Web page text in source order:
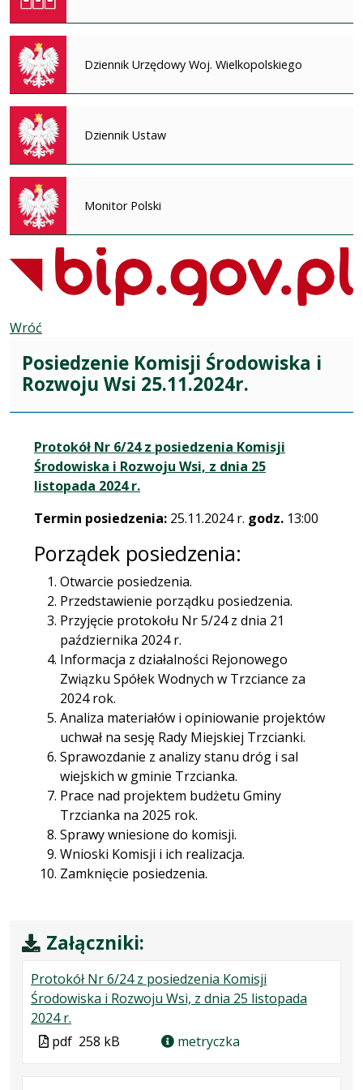
Dziennik Urzędowy Woj. Wielkopolskiego
Dziennik Ustaw
Monitor Polski
Wróć
Posiedzenie Komisji Środowiska i
Rozwoju Wsi 25.11.2024r.
Protokół Nr 6/24 z posiedzenia Komisji
Środowiska i Rozwoju Wsi, z dnia 25
listopada 2024 r.
Termin posiedzenia: 25.11.2024 r. godz. 13:00
Porządek posiedzenia:
Otwarcie posiedzenia.
Przedstawienie porządku posiedzenia.
Przyjęcie protokołu Nr 5/24 z dnia 21
października 2024 r.
Informacja z działalności Rejonowego
Związku Spółek Wodnych w Trzciance za
2024 rok.
Analiza materiałów i opiniowanie projektów
uchwał na sesję Rady Miejskiej Trzcianki.
Sprawozdanie z analizy stanu dróg i sal
wiejskich w gminie Trzcianka.
Prace nad projektem budżetu Gminy
Trzcianka na 2025 rok.
Sprawy wniesione do komisji.
Wnioski Komisji i ich realizacja.
Zamknięcie posiedzenia.
Załączniki:
Protokół Nr 6/24 z posiedzenia Komisji
Środowiska i Rozwoju Wsi, z dnia 25 listopada
2024 r.
Plik
Rozmiar
Otwiera
Plik
pdf 258 kB metryczka